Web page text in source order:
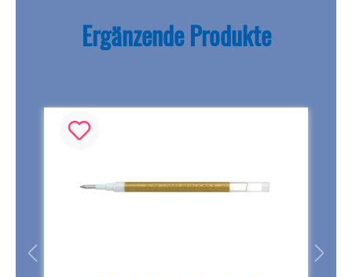
Ergänzende Produkte